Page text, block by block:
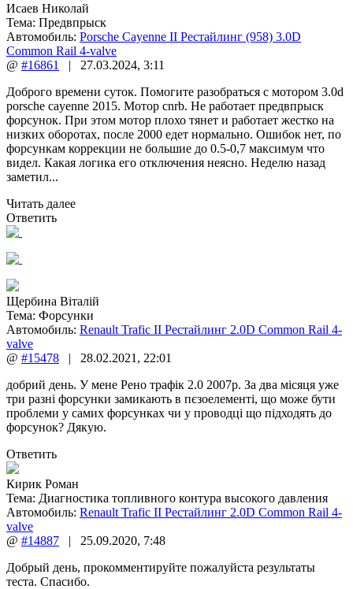
Исаев Николай
Тема: Предвпрыск
Автомобиль: Porsche Cayenne II Рестайлинг (958) 3.0D
Common Rail 4-valve
@ #16861 | 27.03.2024, 3:11
Доброго времени суток. Помогите разобраться с мотором 3.0d
porsche cayenne 2015. Мотор cnrb. Не работает предвпрыск
форсунок. При этом мотор плохо тянет и работает жестко на
низких оборотах, после 2000 едет нормально. Ошибок нет, по
форсункам коррекции не большие до 0.5-0,7 максимум что
видел. Какая логика его отключения неясно. Неделю назад
заметил...
Читать далее
Ответить
Щербина Віталій
Тема: Форсунки
Автомобиль: Renault Trafic II Рестайлинг 2.0D Common Rail 4-
valve
@ #15478 | 28.02.2021 , 22:01
добрий день. У мене Рено трафік 2.0 2007р. За два місяця уже
три разні форсунки замикають в пєзоелементі, що може бути
проблеми у самих форсунках чи у проводці що підходять до
форсунок? Дякую.
Ответить
Кирик Роман
Тема: Диагностика топливного контура высокого давления
Автомобиль: Renault Trafic II Рестайлинг 2.0D Common Rail 4-
valve
@ #14887 | 25.09.2020, 7:48
Добрый день, прокомментируйте пожалуйста результаты
теста. Спасибо.